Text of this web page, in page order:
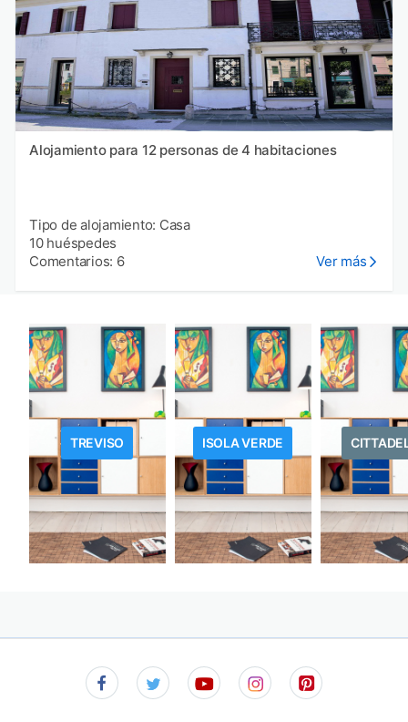
Alojamiento para 12 personas de 4 habitaciones
Tipo de alojamiento: Casa
10 huéspedes
Comentarios: 6
Ver más
TREVISO ISOLA VERDE